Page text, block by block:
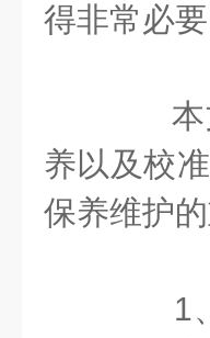
得非常必要
本文
养以及校
保养维护的
1、